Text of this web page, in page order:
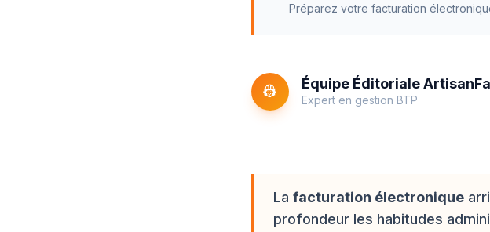
Préparez votre facturation
👷 Équipe Éditoriale
Expert en gestion BTP
La facturation électronique
profondeur les habitudes